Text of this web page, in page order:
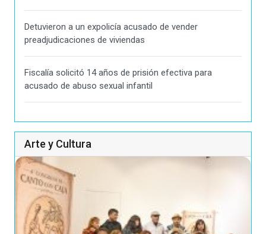
Detuvieron a un expolicía acusado de vender
preadjudicaciones de viviendas
Fiscalía solicitó 14 años de prisión efectiva para
acusado de abuso sexual infantil
Arte y Cultura